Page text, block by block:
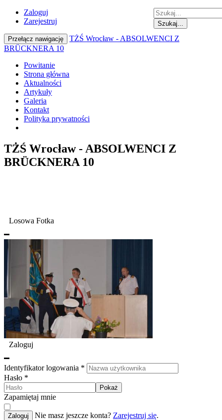
Szukaj...
Zaloguj
Zarejestruj
Przełącz nawigację
TŻŚ Wrocław - ABSOLWENCI Z
BRÜCKNERA 10
Powitanie
Strona główna
Aktualności
Artykuły
Galeria
Kontakt
Polityka prywatności
TŻŚ Wrocław - ABSOLWENCI Z
BRÜCKNERA 10
Losowa Fotka
Zaloguj
Identyfikator logowania *
Hasło *
Pokaż
Zapamiętaj mnie
Zaloguj Nie masz jeszcze konta? Zarejestruj się.